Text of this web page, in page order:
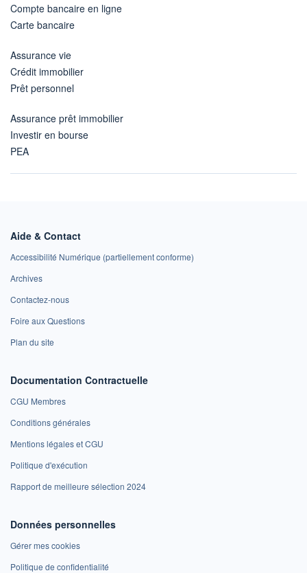
Compte bancaire en ligne
Carte bancaire
Assurance vie
Crédit immobilier
Prêt personnel
Assurance prêt immobilier
Investir en bourse
PEA
Aide & Contact
Accessibilité Numérique (partiellement conforme)
Archives
Contactez-nous
Foire aux Questions
Plan du site
Documentation Contractuelle
CGU Membres
Conditions générales
Mentions légales et CGU
Politique d'exécution
Rapport de meilleure sélection 2024
Données personnelles
Gérer mes cookies
Politique de confidentialité